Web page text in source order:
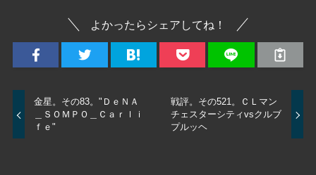
よかったらシェアしてね！
金星。その83。"ＤｅＮＡ
＿ＳＯＭＰＯ＿Ｃａｒｌｉ
ｆｅ"
戦評。その521。ＣＬマン
チェスターシティvsクルブ
プルッヘ